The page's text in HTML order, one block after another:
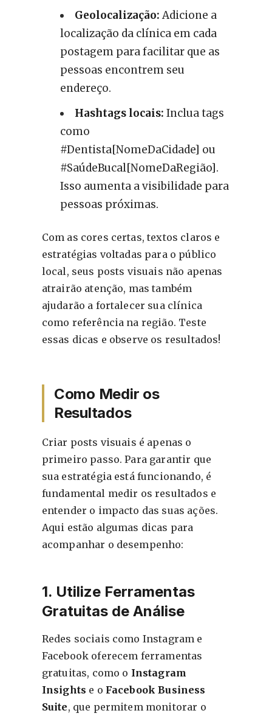
Geolocalização: Adicione a
localização da clínica em cada
postagem para facilitar que as
pessoas encontrem seu
endereço.
Hashtags locais: Inclua tags
como
#Dentista[NomeDaCidade] ou
#SaúdeBucal[NomeDaRegião].
Isso aumenta a visibilidade para
pessoas próximas.
Com as cores certas, textos claros e
estratégias voltadas para o público
local, seus posts visuais não apenas
atrairão atenção, mas também
ajudarão a fortalecer sua clínica
como referência na região. Teste
essas dicas e observe os resultados!
Como Medir os
Resultados
Criar posts visuais é apenas o
primeiro passo. Para garantir que
sua estratégia está funcionando, é
fundamental medir os resultados e
entender o impacto das suas ações.
Aqui estão algumas dicas para
acompanhar o desempenho:
1. Utilize Ferramentas
Gratuitas de Análise
Redes sociais como Instagram e
Facebook oferecem ferramentas
gratuitas, como o Instagram
Insights e o Facebook Business
Suite, que permitem monitorar o